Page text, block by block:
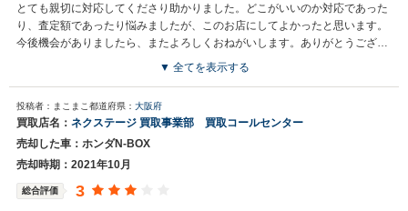
とても親切に対応してくださり助かりました。どこがいいのか対応であった
り、査定額であったり悩みましたが、このお店にしてよかったと思います。
今後機会がありましたら、またよろしくおねがいします。ありがとうござい
▼ 全てを表示する
投稿者：まこまこ 都道府県： 大阪府
買取店名： ネクステージ 買取事業部 買取コールセンター
売却した車：ホンダN-BOX
売却時期：2021年10月
総合評価 3